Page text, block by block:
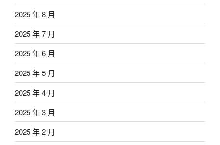
2025 年 8 月
2025 年 7 月
2025 年 6 月
2025 年 5 月
2025 年 4 月
2025 年 3 月
2025 年 2 月